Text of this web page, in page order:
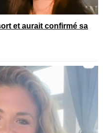
et aurait confirmé sa